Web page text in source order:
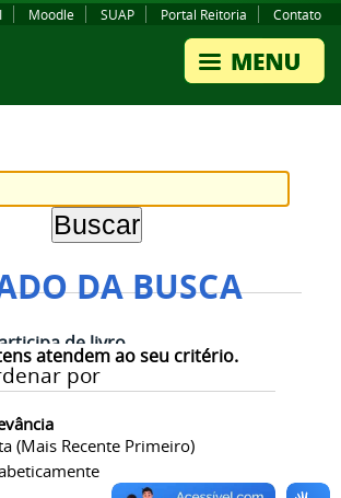
Moodle SUAP Portal Reitoria Contato
DA BUSCA
atendem ao seu critério.
por
(mais Recente Primeiro)
de livro
no campo
—última modificação
Bacia do